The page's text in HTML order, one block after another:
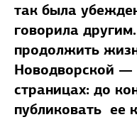
так была
говорила
продолжить
Новодворской —
страницах: до
публиковать ее